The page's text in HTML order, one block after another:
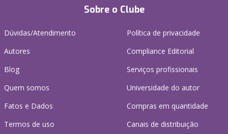
Sobre o Clube
Dúvidas/Atendimento
Autores
Blog
Quem somos
Fatos e Dados
Termos de uso
Política de privacidade
Compliance Editorial
Serviços profissionais
Universidade do autor
Compras em quantidade
Canais de distribuição